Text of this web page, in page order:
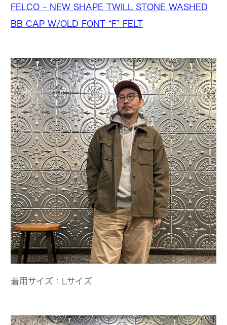
FELCO – NEW SHAPE TWILL STONE WASHED
BB CAP W/OLD FONT “F” FELT
着用サイズ：Lサイズ